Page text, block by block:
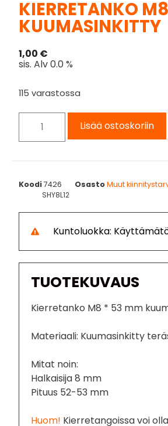
KIERRETANKO
KUUMASINKITTY
1,00 €
sis. Alv 0.0 %
115 varastossa
Lisää ostoskoriin
Koodi7426 OsastoMuut
SHY8L12
Kuntoluokka:
TUOTEKUVAUS
Kierretanko M8 * 53 mm
Materiaali: Kuumasinkitty
Mitat noin:
Halkaisija 8 mm
Pituus 52-53 mm
Huom! Kierretangoissa voi